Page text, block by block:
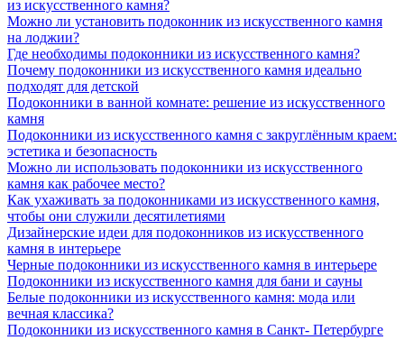
из искусственного камня?
Можно ли установить подоконник из искусственного камня
на лоджии?
Где необходимы подоконники из искусственного камня?
Почему подоконники из искусственного камня идеально
подходят для детской
Подоконники в ванной комнате: решение из искусственного
камня
Подоконники из искусственного камня с закруглённым краем:
эстетика и безопасность
Можно ли использовать подоконники из искусственного
камня как рабочее место?
Как ухаживать за подоконниками из искусственного камня,
чтобы они служили десятилетиями
Дизайнерские идеи для подоконников из искусственного
камня в интерьере
Черные подоконники из искусственного камня в интерьере
Подоконники из искусственного камня для бани и сауны
Белые подоконники из искусственного камня: мода или
вечная классика?
Подоконники из искусственного камня в Санкт- Петербурге